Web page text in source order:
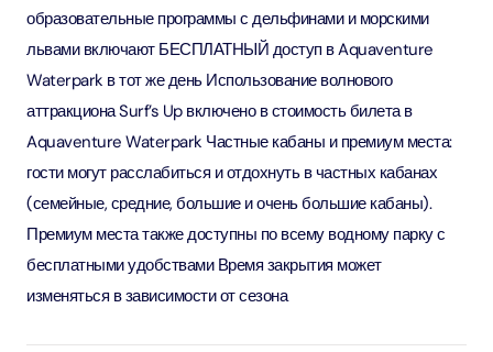
образовательные программы с дельфинами и морскими
львами включают БЕСПЛАТНЫЙ доступ в Aquaventure
Waterpark в тот же день Использование волнового
аттракциона Surf’s Up включено в стоимость билета в
Aquaventure Waterpark Частные кабаны и премиум места:
гости могут расслабиться и отдохнуть в частных кабанах
(семейные, средние, большие и очень большие кабаны).
Премиум места также доступны по всему водному парку с
бесплатными удобствами Время закрытия может
изменяться в зависимости от сезона